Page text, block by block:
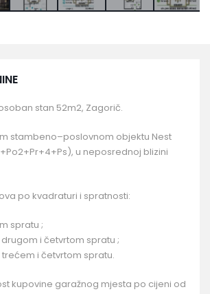
stan 52m2, Zagorič.
stambeno–poslovnom objektu Nest
u neposrednoj blizini
po kvadraturi i spratnosti:
spratu ;
i četvrtom spratu ;
i četvrtom spratu.
kupovine garažnog mjesta po cijeni od